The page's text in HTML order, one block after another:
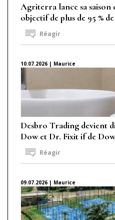
Agriterra lance sa saison
objectif de plus de 95 %
Réagir
10.07.2026 | Maurice
Desbro Trading devient
Dow et Dr. Fixit if de
Réagir
09.07.2026 | Maurice